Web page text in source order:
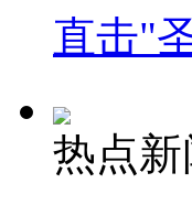
直击"
热点新